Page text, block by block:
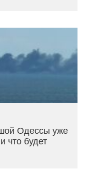
Одессы уже
что будет